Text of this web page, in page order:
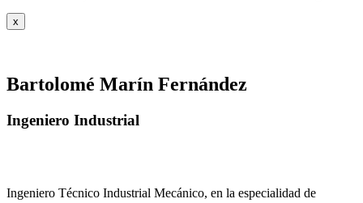
x
Bartolomé Marín Fernández
Ingeniero Industrial
Ingeniero Técnico Industrial Mecánico, en la especialidad de